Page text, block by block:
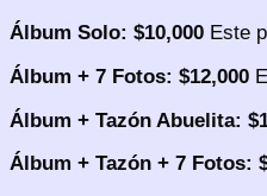
Álbum Solo: $10,000 Este
Álbum + 7 Fotos: $12,000
Álbum + Tazón Abuelita:
Álbum + Tazón + 7 Fotos: